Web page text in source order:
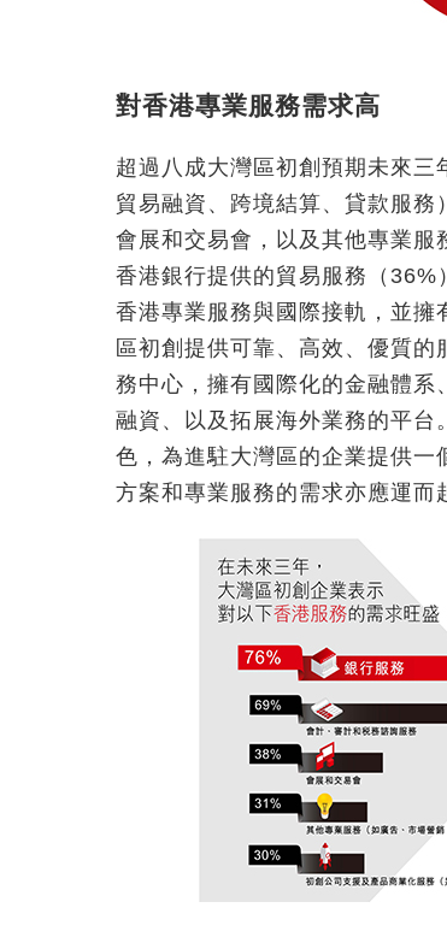
對香港專業服務需求高
超過八成大灣區初創預期未來
貿易融資、跨境結算、貸款服務
會展和交易會，以及其他專業服
香港銀行提供的貿易服務（36%
香港專業服務與國際接軌，並
區初創提供可靠、高效、優質
務中心，擁有國際化的金融體系
融資、以及拓展海外業務的平台
色，為進駐大灣區的企業提供一
方案和專業服務的需求亦應運而